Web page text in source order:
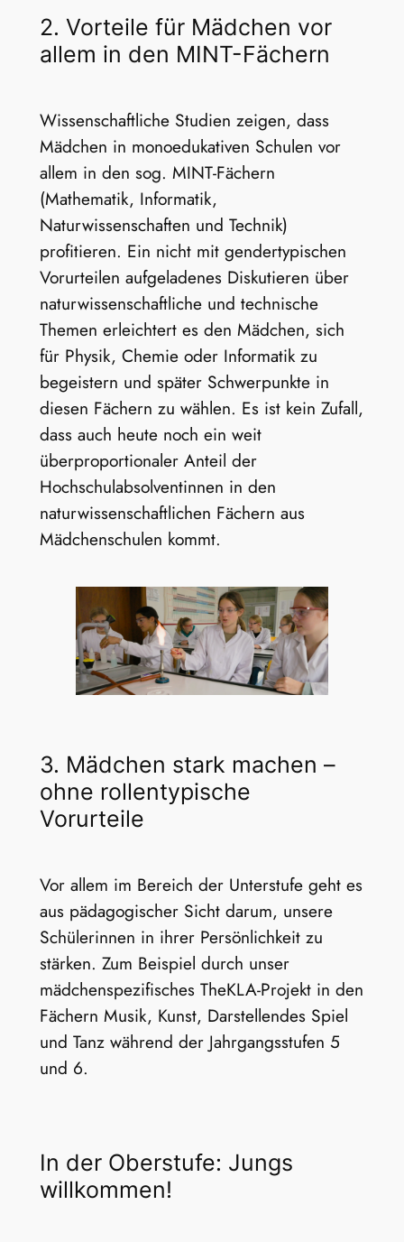
2. Vorteile für Mädchen vor
allem in den MINT-Fächern
Wissenschaftliche Studien zeigen, dass
Mädchen in monoedukativen Schulen vor
allem in den sog. MINT-Fächern
(Mathematik, Informatik,
Naturwissenschaften und Technik)
profitieren. Ein nicht mit gendertypischen
Vorurteilen aufgeladenes Diskutieren über
naturwissenschaftliche und technische
Themen erleichtert es den Mädchen, sich
für Physik, Chemie oder Informatik zu
begeistern und später Schwerpunkte in
diesen Fächern zu wählen. Es ist kein Zufall,
dass auch heute noch ein weit
überproportionaler Anteil der
Hochschulabsolventinnen in den
naturwissenschaftlichen Fächern aus
Mädchenschulen kommt.
3. Mädchen stark machen –
ohne rollentypische
Vorurteile
Vor allem im Bereich der Unterstufe geht es
aus pädagogischer Sicht darum, unsere
Schülerinnen in ihrer Persönlichkeit zu
stärken. Zum Beispiel durch unser
mädchenspezifisches TheKLA-Projekt in den
Fächern Musik, Kunst, Darstellendes Spiel
und Tanz während der Jahrgangsstufen 5
und 6.
In der Oberstufe: Jungs
willkommen!